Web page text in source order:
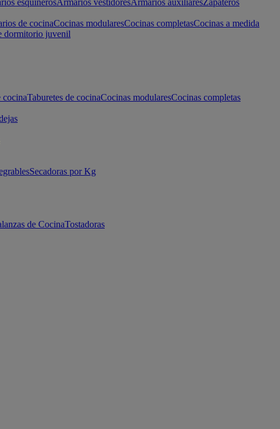
esquinerosArmarios vestidoresArmarios auxiliaresZapateros
de cocinaCocinas modularesCocinas completasCocinas a medida
dormitorio juvenil
cocinaTaburetes de cocinaCocinas modularesCocinas completas
Secadoras por Kg
de CocinaTostadoras